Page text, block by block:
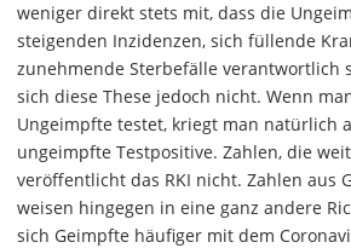
weniger direkt stets mit, dass die
steigenden Inzidenzen, sich füllende
zunehmende Sterbefälle verantwortlich
sich diese These jedoch nicht. Wenn
Ungeimpfte testet, kriegt man natürlich
ungeimpfte Testpositive. Zahlen, die
veröffentlicht das RKI nicht. Zahlen aus
weisen hingegen in eine ganz andere
sich Geimpfte häufiger mit dem